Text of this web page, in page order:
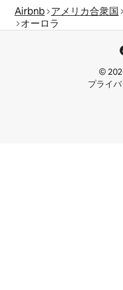
Airbnb アメリカ合衆国
オーロラ
©
プライ